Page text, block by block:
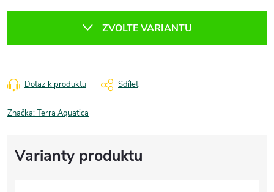
ZVOLTE VARIANTU
Dotaz k produktu Sdílet
Značka:Terra Aquatica